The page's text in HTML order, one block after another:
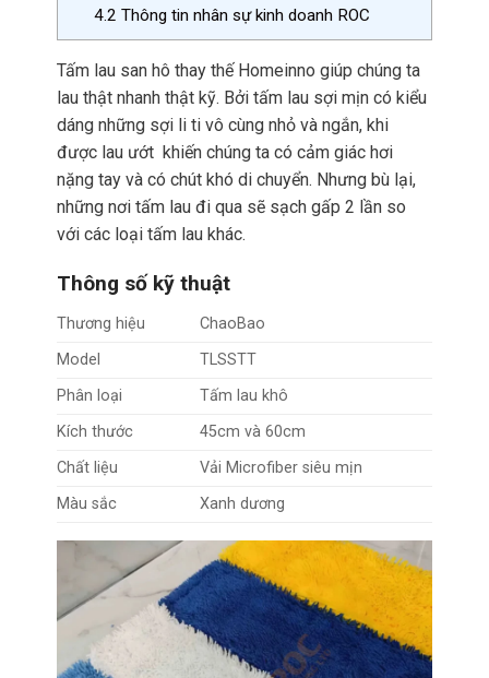
4.2 Thông tin nhân sự kinh doanh ROC
Tấm lau san hô thay thế Homeinno giúp chúng ta
lau thật nhanh thật kỹ. Bởi tấm lau sợi mịn có kiểu
dáng những sợi li ti vô cùng nhỏ và ngắn, khi
được lau ướt khiến chúng ta có cảm giác hơi
nặng tay và có chút khó di chuyển. Nhưng bù lại,
những nơi tấm lau đi qua sẽ sạch gấp 2 lần so
với các loại tấm lau khác.
Thông số kỹ thuật
Thương hiệu
ChaoBao
Model
TLSSTT
Phân loại
Tấm lau khô
Kích thước
45cm và 60cm
Chất liệu
Vải Microfiber siêu mịn
Màu sắc
Xanh dương